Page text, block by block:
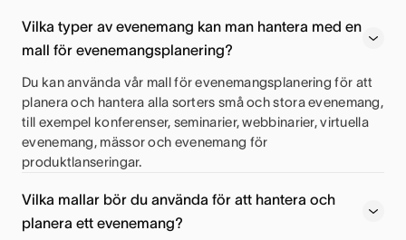
Vilka typer av evenemang kan man hantera med en
mall för evenemangsplanering?
Du kan använda vår mall för evenemangsplanering för att
planera och hantera alla sorters små och stora evenemang,
till exempel konferenser, seminarier, webbinarier, virtuella
evenemang, mässor och evenemang för
produktlanseringar.
Vilka mallar bör du använda för att hantera och
planera ett evenemang?